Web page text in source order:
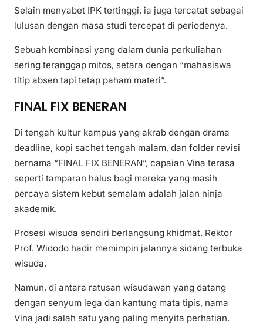
Selain menyabet IPK tertinggi, ia juga tercatat sebagai
lulusan dengan masa studi tercepat di periodenya.
Sebuah kombinasi yang dalam dunia perkuliahan
sering teranggap mitos, setara dengan “mahasiswa
titip absen tapi tetap paham materi”.
FINAL FIX BENERAN
Di tengah kultur kampus yang akrab dengan drama
deadline, kopi sachet tengah malam, dan folder revisi
bernama “FINAL FIX BENERAN”, capaian Vina terasa
seperti tamparan halus bagi mereka yang masih
percaya sistem kebut semalam adalah jalan ninja
akademik.
Prosesi wisuda sendiri berlangsung khidmat. Rektor
Prof. Widodo hadir memimpin jalannya sidang terbuka
wisuda.
Namun, di antara ratusan wisudawan yang datang
dengan senyum lega dan kantung mata tipis, nama
Vina jadi salah satu yang paling menyita perhatian.